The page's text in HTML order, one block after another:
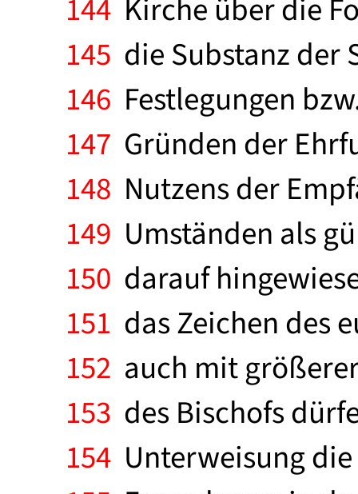
144 Kirche über die
145 die Substanz der
146 Festlegungen
147 Gründen der
148 Nutzens der
149 Umständen als
150 darauf
151 das Zeichen des
152 auch mit
153 des Bischofs
154 Unterweisung